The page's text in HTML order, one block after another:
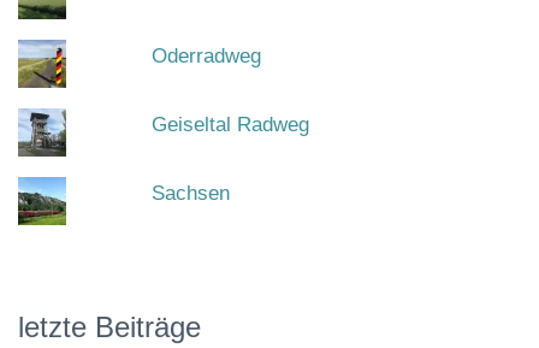
Oderradweg
Geiseltal Radweg
Sachsen
letzte Beiträge